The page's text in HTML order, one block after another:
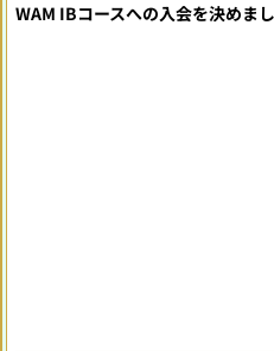
WAM IBコースへの入会を決めまし